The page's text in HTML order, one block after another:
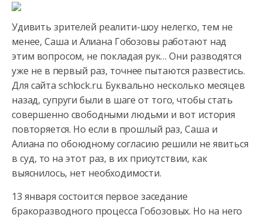
Удивить зрителей реалити-шоу нелегко, тем не
менее, Саша и Алиана Гобозовы работают над
этим вопросом, не покладая рук… Они разводятся
уже не в первый раз, точнее пытаются развестись.
Для сайта schlock.ru. Буквально несколько месяцев
назад, супруги были в шаге от того, чтобы стать
совершенно свободными людьми и вот история
повторяется. Но если в прошлый раз, Саша и
Алиана по обоюдному согласию решили не явиться
в суд, то на этот раз, в их присутствии, как
выяснилось, нет необходимости.
13 января состоится первое заседание
бракоразводного процесса Гобозовых. Но на него